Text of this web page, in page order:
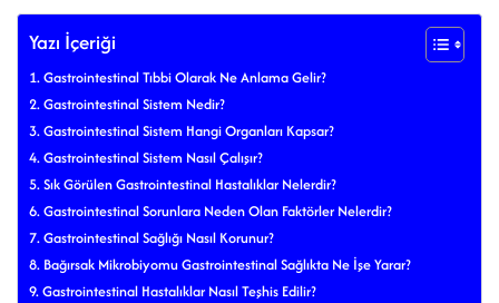
Yazı İçeriği
Gastrointestinal Tıbbi Olarak Ne Anlama Gelir?
Gastrointestinal Sistem Nedir?
Gastrointestinal Sistem Hangi Organları Kapsar?
Gastrointestinal Sistem Nasıl Çalışır?
Sık Görülen Gastrointestinal Hastalıklar Nelerdir?
Gastrointestinal Sorunlara Neden Olan Faktörler Nelerdir?
Gastrointestinal Sağlığı Nasıl Korunur?
Bağırsak Mikrobiyomu Gastrointestinal Sağlıkta Ne İşe Yarar?
Gastrointestinal Hastalıklar Nasıl Teşhis Edilir?